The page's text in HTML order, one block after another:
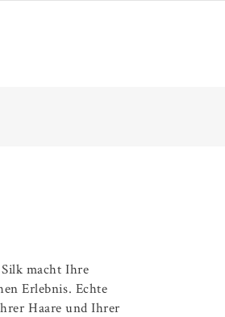
macht Ihre
Erlebnis. Echte
Haare und Ihrer